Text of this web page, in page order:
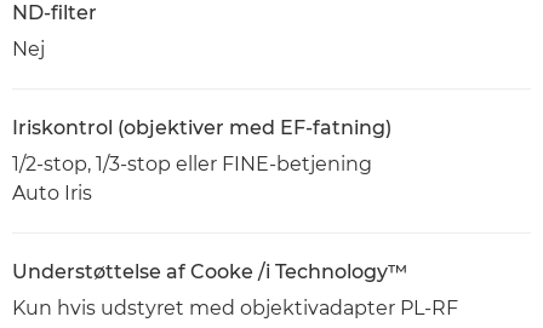
ND-filter
Nej
Iriskontrol (objektiver med EF-fatning)
1/2-stop, 1/3-stop eller FINE-betjening
Auto Iris
Understøttelse af Cooke /i Technology™
Kun hvis udstyret med objektivadapter PL-RF